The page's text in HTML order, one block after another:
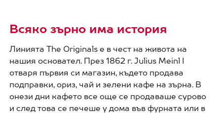
Всяко зърно има история
Линията The Originals е в чест на живота на
нашия основател. През 1862 г. Julius Meinl I
отваря първия си магазин, където продава
подправки, ориз, чай и зелени кафе на зърна. В
онези дни кафето все още се продаваше сурово
и след това се печеше у дома във фурната или в